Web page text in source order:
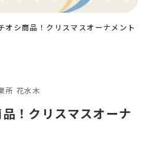
オシ商品！クリスマスオーナメント
所 花水木
！クリスマスオーナ